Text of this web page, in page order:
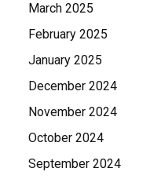
March 2025
February 2025
January 2025
December 2024
November 2024
October 2024
September 2024